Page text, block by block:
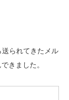
られてきたメル
きました。